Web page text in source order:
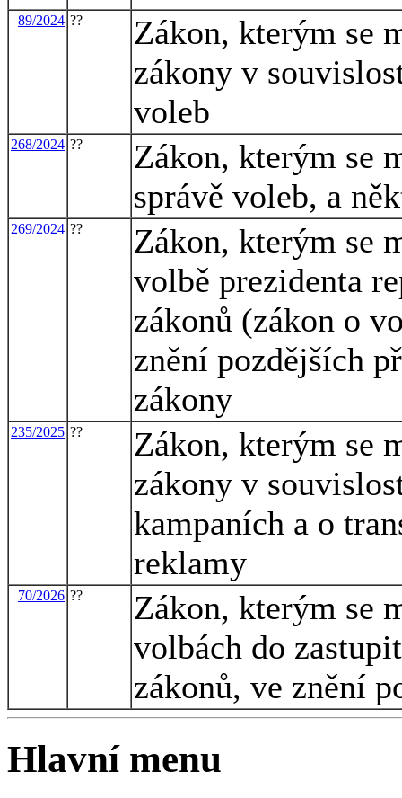
89/2024 ??
Zákon, kterým se
zákony v
voleb
268/2024 ??
Zákon, kterým se
správě voleb, a
269/2024 ??
Zákon, kterým se
volbě prezidenta
zákonů (zákon o
znění pozdějších
zákony
235/2025 ??
Zákon, kterým se
zákony v
kampaních a o
reklamy
70/2026 ??
Zákon, kterým se
volbách do
zákonů, ve znění
Hlavní menu